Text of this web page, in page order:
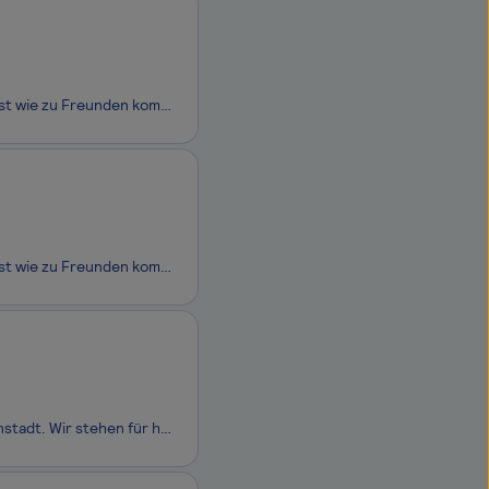
Unternehmensbeschreibung Unser Herz schlägt türkis. Arbeiten bei Motel One ist wie zu Freunden kommen, wo Wertschätzung und Unterstützung großgeschrieben werden und die individuelle Persönlichkeit willkommen ist. Wir begegnen uns auf Augenhöhe und verstehen uns als ein Team: von der Geschäftsf
Unternehmensbeschreibung Unser Herz schlägt türkis. Arbeiten bei Motel One ist wie zu Freunden kommen, wo Wertschätzung und Unterstützung großgeschrieben werden und die individuelle Persönlichkeit willkommen ist. Wir begegnen uns auf Augenhöhe und verstehen uns als ein Team: von der Geschäftsf
Unser modernes 4-Sterne-Hotel mit 107 Zimmern liegt mitten in der Kölner Innenstadt. Wir stehen für herzliche Gastfreundschaft, professionelle Abläufe und ein gutes Miteinander auf Augenhöhe. Anstellungsart: Vollzeit, Teilzeit